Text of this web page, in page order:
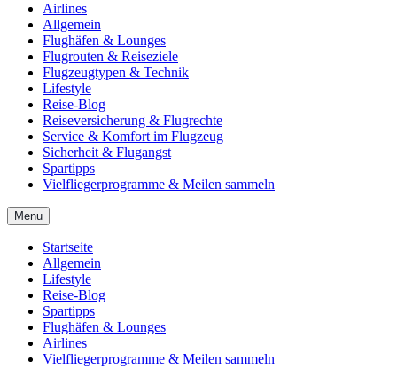
Airlines
Allgemein
Flughäfen & Lounges
Flugrouten & Reiseziele
Flugzeugtypen & Technik
Lifestyle
Reise-Blog
Reiseversicherung & Flugrechte
Service & Komfort im Flugzeug
Sicherheit & Flugangst
Spartipps
Vielfliegerprogramme & Meilen sammeln
Menu
Startseite
Allgemein
Lifestyle
Reise-Blog
Spartipps
Flughäfen & Lounges
Airlines
Vielfliegerprogramme & Meilen sammeln